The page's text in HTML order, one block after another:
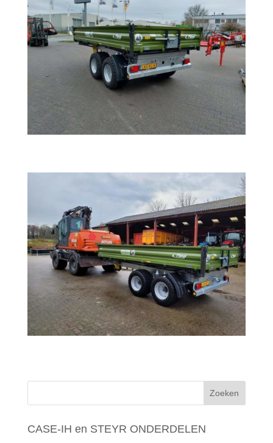
CASE-IH en STEYR ONDERDELEN